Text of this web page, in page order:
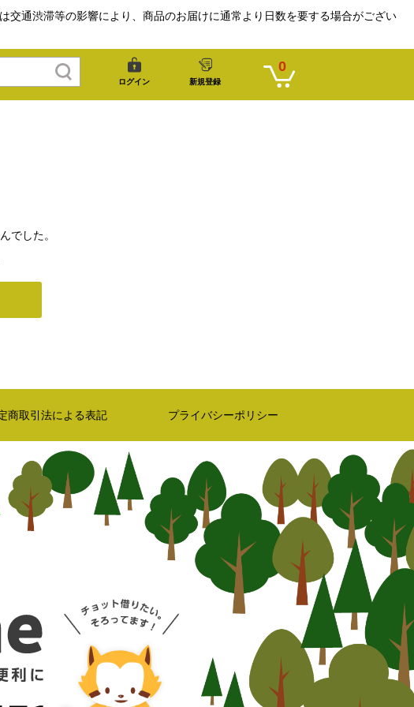
通渋滞等の影響により、商品のお届けに通常より日数を要する場合がござい
ログイン 新規登録
0
でした。
商取引法による表記 プライバシーポリシー